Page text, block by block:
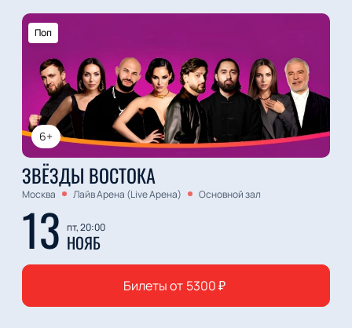
6+
Поп
ЗВЁЗДЫ ВОСТОКА
Москва Лайв Арена (Live Арена) Основной зал
13 пт, 20:00
НОЯБ
Билеты от 5300₽